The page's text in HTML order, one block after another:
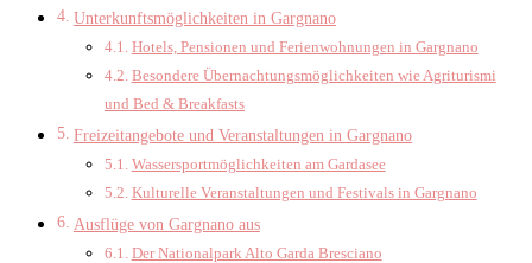
Unterkunftsmöglichkeiten in Gargnano
Hotels, Pensionen und Ferienwohnungen in Gargnano
Besondere Übernachtungsmöglichkeiten wie Agriturismi
und Bed & Breakfasts
Freizeitangebote und Veranstaltungen in Gargnano
Wassersportmöglichkeiten am Gardasee
Kulturelle Veranstaltungen und Festivals in Gargnano
Ausflüge von Gargnano aus
Der Nationalpark Alto Garda Bresciano